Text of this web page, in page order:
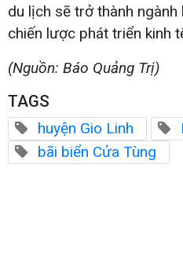
du lịch sẽ trở thành
chiến lược phát triển kinh
(Nguồn: Báo Quảng Trị)
TAGS
huyện Gio Linh
bãi biển Cửa Tùng